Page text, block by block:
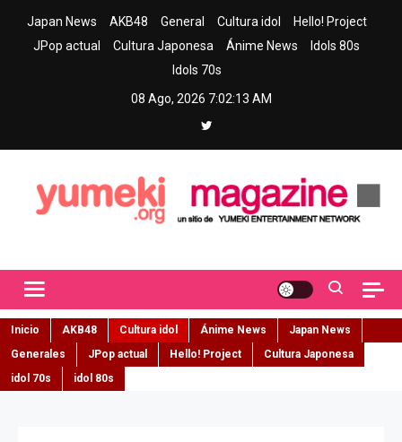
Japan News AKB48 General Cultura idol
Hello! Project
JPop actual
Cultura Japonesa Ánime News
Idols 80s
Idols 70s
08 Ago, 2026 7:02:15 AM
Inicio AKB48 Cultura idol Ánime News
Japan News
Generales
JPop actual Hello! Project
Cultura Japonesa
idol 70s
idol 80s